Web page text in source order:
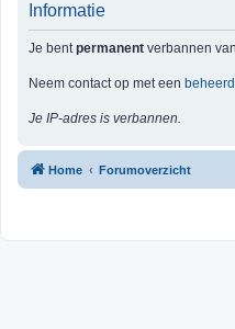
Informatie
Je bentpermanent verbannen
Neem contact op met een
Je IP-adres is verbannen.
Home Forumoverzicht